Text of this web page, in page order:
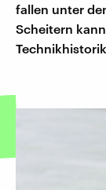
fallen unter
Scheitern